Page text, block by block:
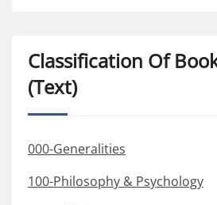
Classification Of
(Text)
000-Generalities
100-Philosophy & Psychology